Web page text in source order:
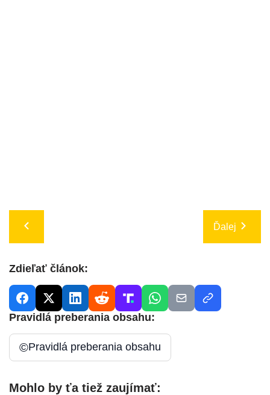
Ďalej
Zdieľať článok:
Pravidlá preberania obsahu:
©Pravidlá preberania obsahu
Mohlo by ťa tiež zaujímať: